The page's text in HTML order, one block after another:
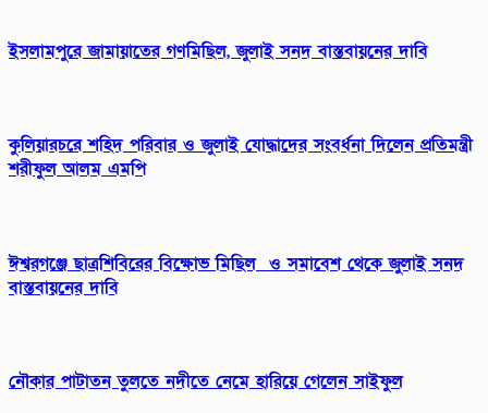
ইসলামপুরে জামায়াতের গণমিছিল, জুলাই সনদ বাস্তবায়নের দাবি
কুলিয়ারচরে শহিদ পরিবার ও জুলাই যোদ্ধাদের সংবর্ধনা দিলেন প্রতিমন্ত্রী
শরীফুল আলম এমপি
ঈশ্বরগঞ্জে ছাত্রশিবিরের বিক্ষোভ মিছিল ও সমাবেশ থেকে জুলাই সনদ
বাস্তবায়নের দাবি
নৌকার পাটাতন তুলতে নদীতে নেমে হারিয়ে গেলেন সাইফুল